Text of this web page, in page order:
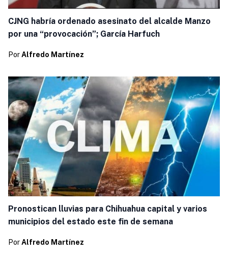
CJNG habría ordenado asesinato del alcalde Manzo
por una “provocación”; García Harfuch
Por Alfredo Martínez
Pronostican lluvias para Chihuahua capital y varios
municipios del estado este fin de semana
Por Alfredo Martínez